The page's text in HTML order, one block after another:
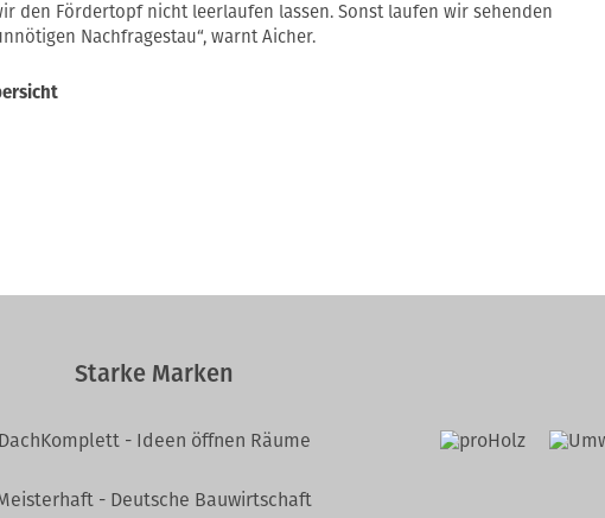
den Fördertopf nicht leerlaufen lassen. Sonst laufen wir sehenden
Nachfragestau“, warnt Aicher.
Starke Marken